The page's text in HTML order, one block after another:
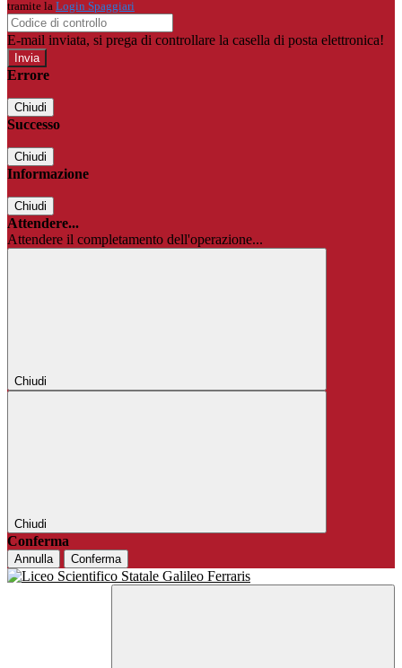
tramite la Login Spaggiari
E-mail inviata, si prega di controllare la casella di posta elettronica!
Errore
Chiudi
Successo
Chiudi
Informazione
Chiudi
Attendere...
Attendere il completamento dell'operazione...
Chiudi
Chiudi
Conferma
Annulla Conferma